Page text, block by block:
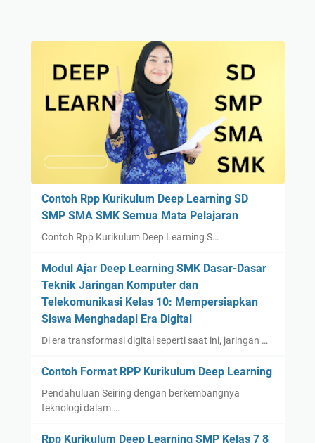
Contoh Rpp Kurikulum Deep Learning SD
SMP SMA SMK Semua Mata Pelajaran
Contoh Rpp Kurikulum Deep Learning S…
Modul Ajar Deep Learning SMK Dasar-Dasar
Teknik Jaringan Komputer dan
Telekomunikasi Kelas 10: Mempersiapkan
Siswa Menghadapi Era Digital
Di era transformasi digital seperti saat ini, jaringan …
Contoh Format RPP Kurikulum Deep Learning
Pendahuluan Seiring dengan berkembangnya
teknologi dalam …
Rpp Kurikulum Deep Learning SMP Kelas 7 8